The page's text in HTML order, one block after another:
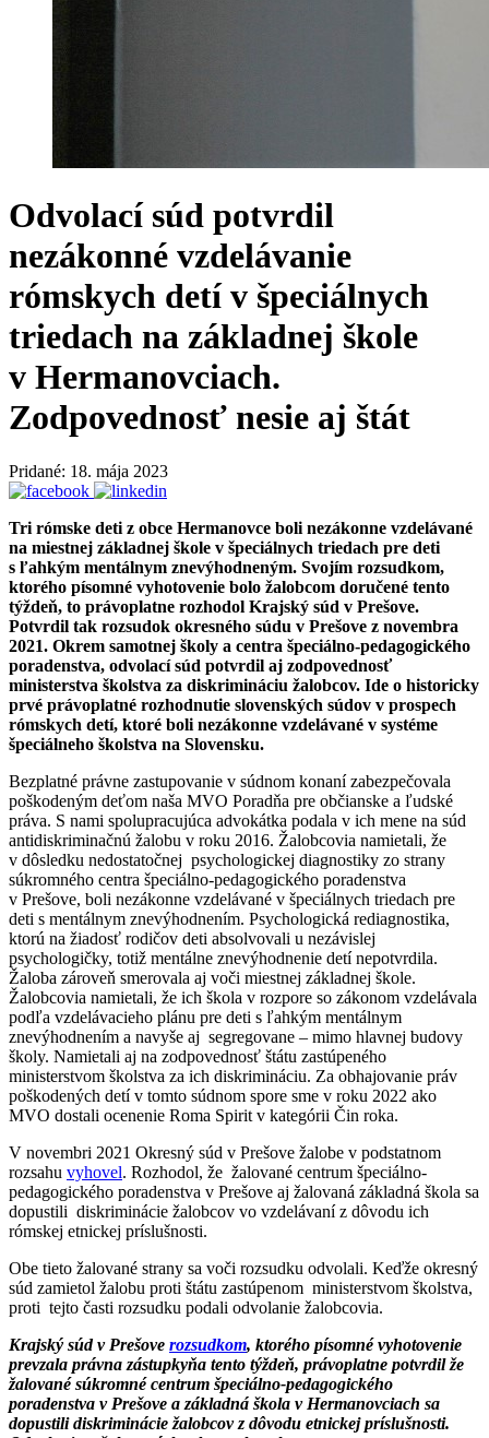
Odvolací súd potvrdil
nezákonné vzdelávanie
rómskych detí v špeciálnych
triedach na základnej škole
v Hermanovciach.
Zodpovednosť nesie aj štát
Pridané: 18. mája 2023
Tri rómske deti z obce Hermanovce boli nezákonne vzdelávané
na miestnej základnej škole v špeciálnych triedach pre deti
s ľahkým mentálnym znevýhodneným. Svojím rozsudkom,
ktorého písomné vyhotovenie bolo žalobcom doručené tento
týždeň, to právoplatne rozhodol Krajský súd v Prešove.
Potvrdil tak rozsudok okresného súdu v Prešove z novembra
2021. Okrem samotnej školy a centra špeciálno-pedagogického
poradenstva, odvolací súd potvrdil aj zodpovednosť
ministerstva školstva za diskrimináciu žalobcov. Ide o historicky
prvé právoplatné rozhodnutie slovenských súdov v prospech
rómskych detí, ktoré boli nezákonne vzdelávané v systéme
špeciálneho školstva na Slovensku.
Bezplatné právne zastupovanie v súdnom konaní zabezpečovala
poškodeným deťom naša MVO Poradňa pre občianske a ľudské
práva. S nami spolupracujúca advokátka podala v ich mene na súd
antidiskriminačnú žalobu v roku 2016. Žalobcovia namietali, že
v dôsledku nedostatočnej psychologickej diagnostiky zo strany
súkromného centra špeciálno-pedagogického poradenstva
v Prešove, boli nezákonne vzdelávané v špeciálnych triedach pre
deti s mentálnym znevýhodnením. Psychologická rediagnostika,
ktorú na žiadosť rodičov deti absolvovali u nezávislej
psychologičky, totiž mentálne znevýhodnenie detí nepotvrdila.
Žaloba zároveň smerovala aj voči miestnej základnej škole.
Žalobcovia namietali, že ich škola v rozpore so zákonom vzdelávala
podľa vzdelávacieho plánu pre deti s ľahkým mentálnym
znevýhodnením a navyše aj segregovane – mimo hlavnej budovy
školy. Namietali aj na zodpovednosť štátu zastúpeného
ministerstvom školstva za ich diskrimináciu. Za obhajovanie práv
poškodených detí v tomto súdnom spore sme v roku 2022 ako
MVO dostali ocenenie Roma Spirit v kategórii Čin roka.
V novembri 2021 Okresný súd v Prešove žalobe v podstatnom
rozsahu vyhovel. Rozhodol, že žalované centrum špeciálno-
pedagogického poradenstva v Prešove aj žalovaná základná škola sa
dopustili diskriminácie žalobcov vo vzdelávaní z dôvodu ich
rómskej etnickej príslušnosti.
Obe tieto žalované strany sa voči rozsudku odvolali. Keďže okresný
súd zamietol žalobu proti štátu zastúpenom ministerstvom školstva,
proti tejto časti rozsudku podali odvolanie žalobcovia.
Krajský súd v Prešove rozsudkom, ktorého písomné vyhotovenie
prevzala právna zástupkyňa tento týždeň, právoplatne potvrdil že
žalované súkromné centrum špeciálno-pedagogického
poradenstva v Prešove a základná škola v Hermanovciach sa
dopustili diskriminácie žalobcov z dôvodu etnickej príslušnosti.